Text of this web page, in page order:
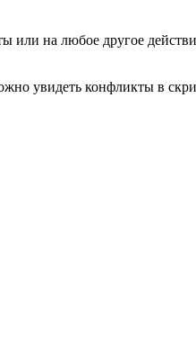
на любое другое
увидеть конфликты в